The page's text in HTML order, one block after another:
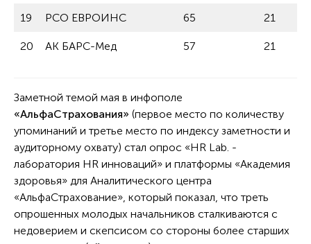
19 РСО ЕВРОИНС 65 21
20 АК БАРС-Мед 57 21
Заметной темой мая в инфополе
«АльфаСтрахования» (первое место по количеству
упоминаний и третье место по индексу заметности и
аудиторному охвату) стал опрос «HR Lab. -
лаборатория HR инноваций» и платформы «Академия
здоровья» для Аналитического центра
«АльфаСтрахование», который показал, что треть
опрошенных молодых начальников сталкиваются с
недоверием и скепсисом со стороны более старших